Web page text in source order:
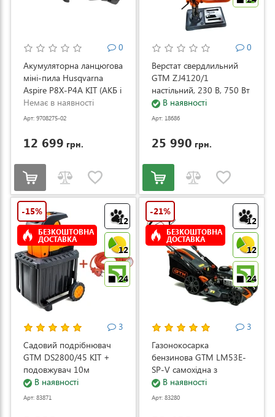
0
Акумуляторна ланцюгова
міні-пила Husqvarna
Aspire P8X-P4A KIT (АКБ і
ЗП) (9708275-02)
Немає в наявності
Арт: 9708275-02
12 699 грн.
0
Верстат свердлильний
GTM ZJ4120/1
настільний, 230 В, 750 Вт
(ZJ4120/1)
В наявності
Арт: 18686
25 990 грн.
12
12
24
-15%
БЕЗКОШТОВНА
ДОСТАВКА
3
Садовий подрібнювач
GTM DS2800/45 KIT +
подовжувач 10м
(DS2800/45_KIT+ext.cord)
В наявності
Арт: 83871
12
12
24
-21%
БЕЗКОШТОВНА
ДОСТАВКА
3
Газонокосарка
бензинова GTM LM53E-
SP-V самохідна з
електростартером та
регулюванням швидкості
В наявності
Арт: 83280